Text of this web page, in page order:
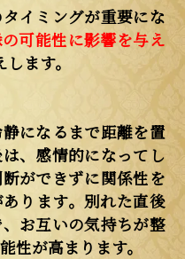
イミングが重要にな
可能性に影響を与え
ます。
になるまで距離を置
、感情的になってし
ができずに関係性を
ります。別れた直後
お互いの気持ちが整
性が高まります。